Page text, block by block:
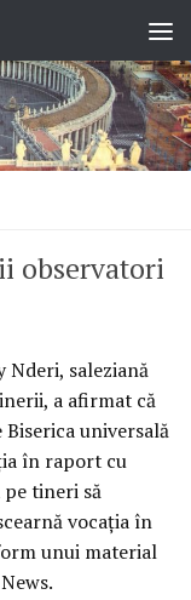
observatori
Nderi, saleziană
a afirmat că
universală
în raport cu
pe tineri să
vocația în
unui material